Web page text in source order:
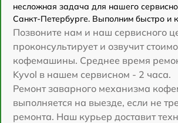
несложная задача для нашего
Санкт-Петербурге. Выполним быстро и
Позвоните нам и наш сервисного
проконсультирует и озвучит
кофемашины. Среднее время
Kyvol в нашем сервисном - 2 часа.
Ремонт заварного механизма
выполняется на выезде, если не
ремонта. Наш курьер доставит